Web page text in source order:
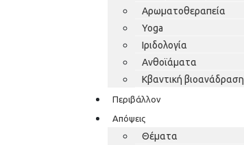
Αρωματοθεραπεία
Yoga
Ιριδολογία
Ανθοϊάματα
Κβαντική βιοανάδραση
Περιβάλλον
Απόψεις
Θέματα